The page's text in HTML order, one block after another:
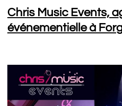
Chris Music Events,
événementielle à